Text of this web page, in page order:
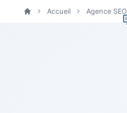
Accueil Agence SEO